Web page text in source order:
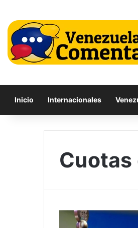
Inicio Internacionales
Cuotas